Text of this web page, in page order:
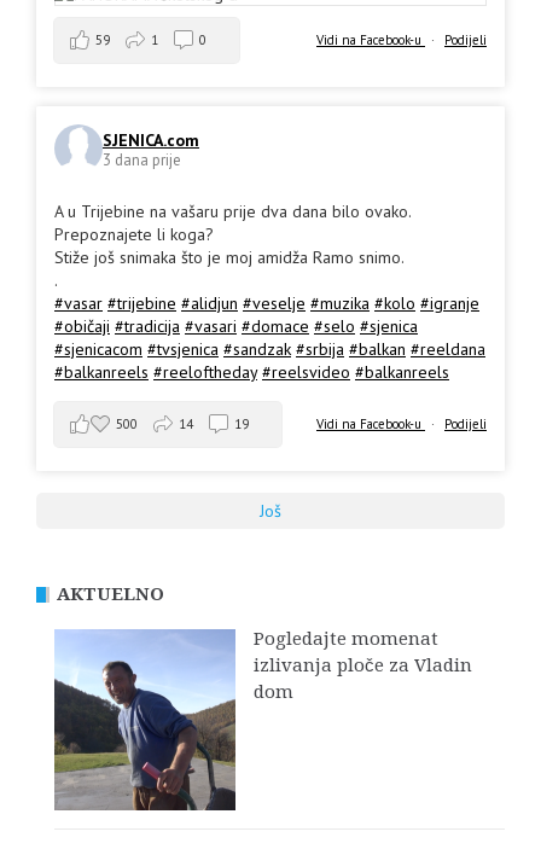
Vidi na Facebook-u · Podijeli
59 1 0
SJENICA.com
3 dana prije
A u Trijebine na vašaru prije dva dana bilo ovako.
Prepoznajete li koga?
Stiže još snimaka što je moj amidža Ramo snimo.
.
#vasar #trijebine #alidjun #veselje #muzika #kolo #igranje
#običaji #tradicija #vasari #domace #selo #sjenica
#sjenicacom #tvsjenica #sandzak #srbija #balkan #reeldana
#balkanreels #reeloftheday #reelsvideo #balkanreels
Vidi na Facebook-u · Podijeli
500 14 19
Još
AKTUELNO
Pogledajte momenat
izlivanja ploče za Vladin
dom